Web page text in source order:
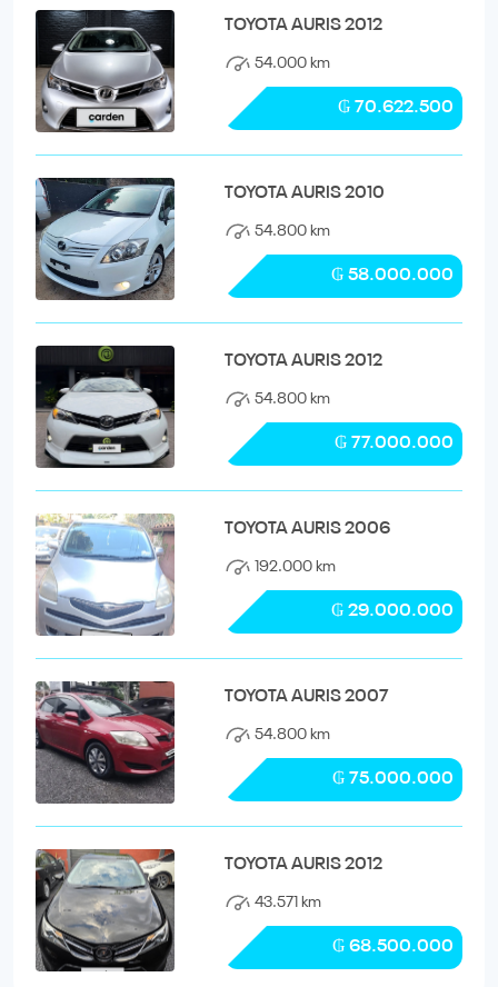
TOYOTA AURIS 2012
54.000 km
₲ 70.622.500
TOYOTA AURIS 2010
54.800 km
₲ 58.000.000
TOYOTA AURIS 2012
54.800 km
₲ 77.000.000
TOYOTA AURIS 2006
192.000 km
₲ 29.000.000
TOYOTA AURIS 2007
54.800 km
₲ 75.000.000
TOYOTA AURIS 2012
43.571 km
₲ 68.500.000